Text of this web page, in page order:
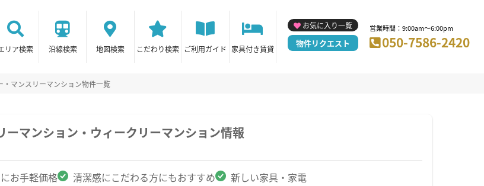
リア検索 沿線検索 地図検索 こだわり検索 ご利用ガイド 家具付き賃貸
お気に入り一覧
物件リクエスト
営業時間：9:00am～6:00pm
050-7586-2420
・マンスリーマンション物件一覧
ーマンション・ウィークリーマンション情報
お手軽価格 清潔感にこだわる方にもおすすめ 新しい家具・家電